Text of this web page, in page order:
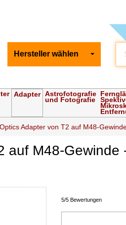
Hersteller wählen
Adapter Astrofotografie
und Fotografie
Adapter von T2 auf M48-Gewinde
auf M48-
5/5 Bewertungen